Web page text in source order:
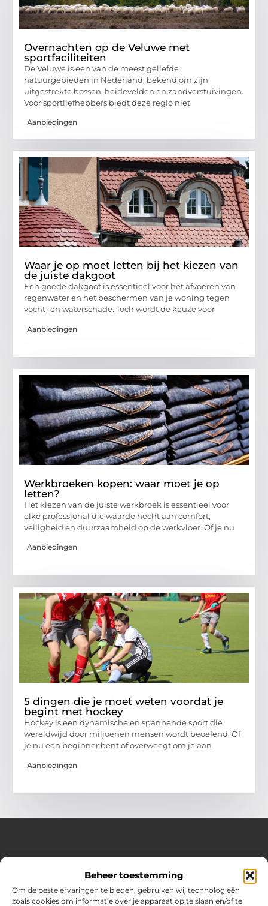
Beheer toestemming
Om de beste ervaringen te bieden, gebruiken wij technologieën
zoals cookies om informatie over je apparaat op te slaan en/of te
Overnachten op de Veluwe met
sportfaciliteiten
De Veluwe is een van de meest geliefde
natuurgebieden in Nederland, bekend om zijn
uitgestrekte bossen, heidevelden en zandverstuivingen.
Voor sportliefhebbers biedt deze regio niet
Aanbiedingen
Waar je op moet letten bij het kiezen van
de juiste dakgoot
Een goede dakgoot is essentieel voor het afvoeren van
regenwater en het beschermen van je woning tegen
vocht- en waterschade. Toch wordt de keuze voor
Aanbiedingen
Werkbroeken kopen: waar moet je op
letten?
Het kiezen van de juiste werkbroek is essentieel voor
elke professional die waarde hecht aan comfort,
veiligheid en duurzaamheid op de werkvloer. Of je nu
Aanbiedingen
5 dingen die je moet weten voordat je
begint met hockey
Hockey is een dynamische en spannende sport die
wereldwijd door miljoenen mensen wordt beoefend. Of
je nu een beginner bent of overweegt om je aan
Aanbiedingen
Jouw bron voor inspiratie en praktische tips voor het
Verken een gevarieerde selectie blogs en artikelen boordevol